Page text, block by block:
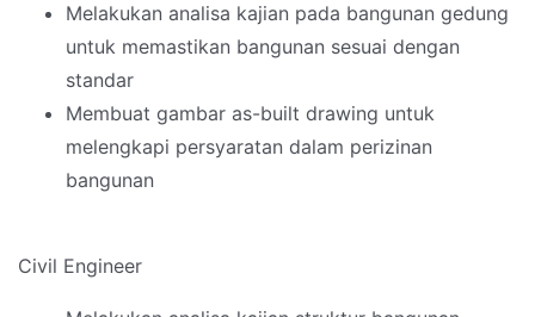
Melakukan analisa kajian pada bangunan gedung
untuk memastikan bangunan sesuai dengan
standar
Membuat gambar as-built drawing untuk
melengkapi persyaratan dalam perizinan
bangunan
Civil Engineer